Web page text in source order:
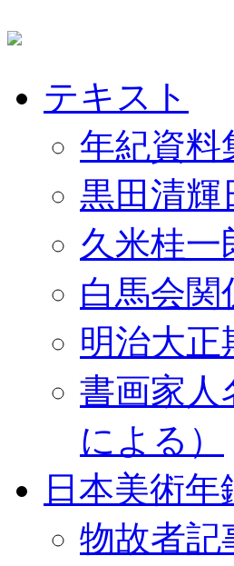
テキスト
年紀資料
黒田清輝
久米桂一
白馬会関
明治大
書画家人
による）
日本美術年
物故者記